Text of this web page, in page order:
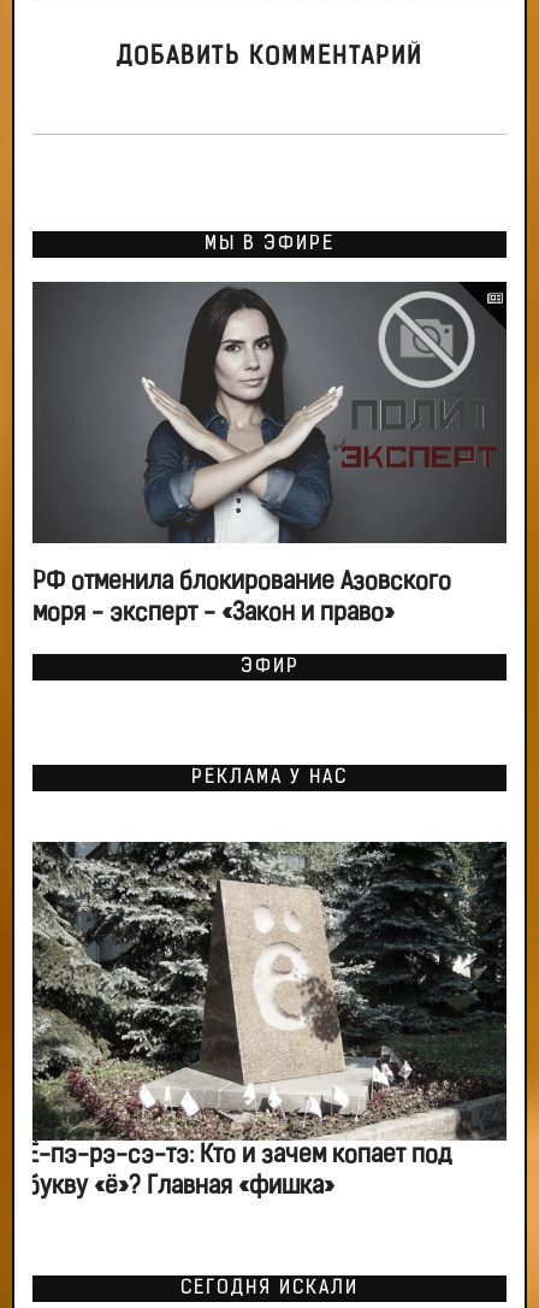
ДОБАВИТЬ КОММЕНТАРИЙ
МЫ В ЭФИРЕ
РФ отменила блокирование Азовского
моря - эксперт - «Закон и право»
ЭФИР
РЕКЛАМА У НАС
Ё-пэ-рэ-сэ-тэ: Кто и зачем копает под
букву «ё»? Главная «фишка»
СЕГОДНЯ ИСКАЛИ